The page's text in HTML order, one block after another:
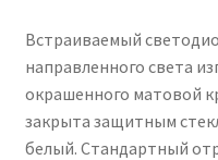
Встраиваемый
направленного света
окрашенного матовой
закрыта защитным
белый. Стандартный